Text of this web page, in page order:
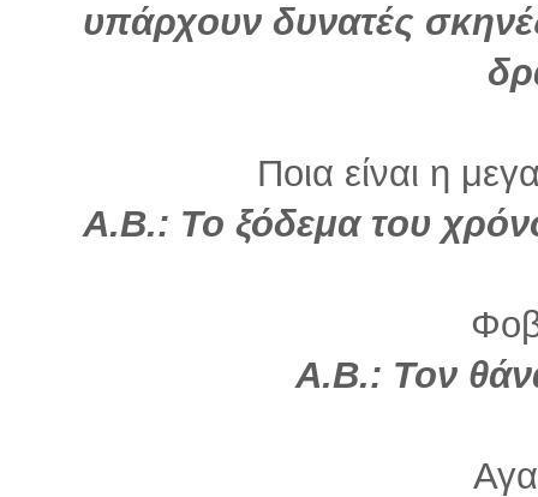
υπάρχουν δυνατές
Ποια είναι η
Α.Β.: Το ξόδεμα του
Α.Β.: Τον